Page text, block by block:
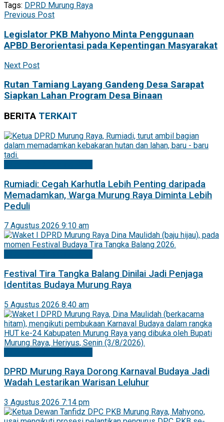
Tags: DPRD Murung Raya
Previous Post
Legislator PKB Mahyono Minta Penggunaan
APBD Berorientasi pada Kepentingan Masyarakat
Next Post
Rutan Tamiang Layang Gandeng Desa Sarapat
Siapkan Lahan Program Desa Binaan
BERITA TERKAIT
Rumiadi: Cegah Karhutla Lebih Penting daripada
Memadamkan, Warga Murung Raya Diminta Lebih
Peduli
7 Agustus 2026 9:10 am
Festival Tira Tangka Balang Dinilai Jadi Penjaga
Identitas Budaya Murung Raya
5 Agustus 2026 8:40 am
DPRD Murung Raya Dorong Karnaval Budaya Jadi
Wadah Lestarikan Warisan Leluhur
3 Agustus 2026 7:14 pm